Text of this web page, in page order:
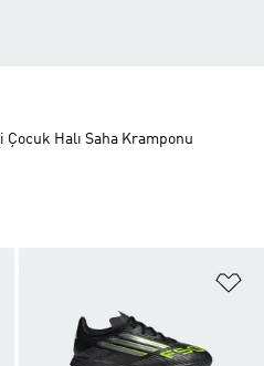
Çocuk Halı Saha Kramponu